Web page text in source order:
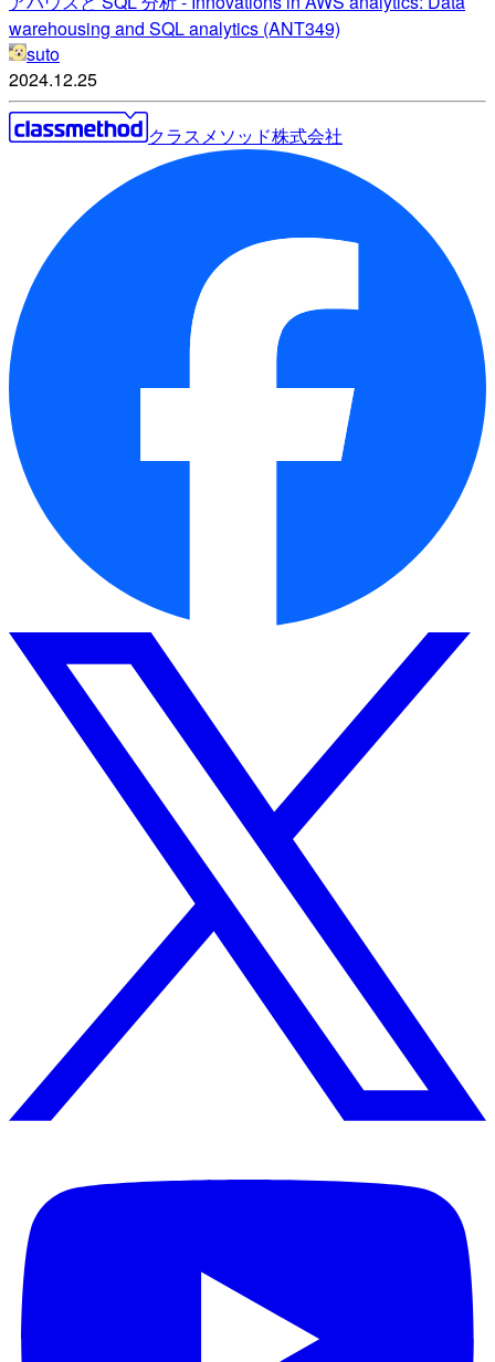
warehousing and SQL analytics (ANT349)
suto
2024.12.25
クラスメソッド株式会社